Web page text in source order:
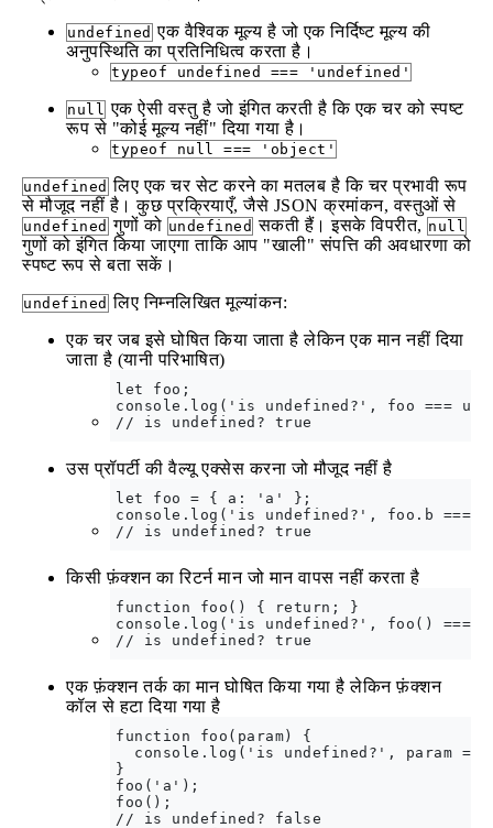
undefined एक वैश्विक मूल्य है जो एक निर्दिष्ट मूल्य की
अनुपस्थिति का प्रतिनिधित्व करता है।
typeof undefined === 'undefined'
null एक ऐसी वस्तु है जो इंगित करती है कि एक चर को स्पष्ट
रूप से "कोई मूल्य नहीं" दिया गया है।
typeof null === 'object'
undefined लिए एक चर सेट करने का मतलब है कि चर प्रभावी रूप
से मौजूद नहीं है। कुछ प्रक्रियाएँ, जैसे JSON क्रमांकन, वस्तुओं से
undefined गुणों को undefined सकती हैं। इसके विपरीत, null
गुणों को इंगित किया जाएगा ताकि आप "खाली" संपत्ति की अवधारणा को
स्पष्ट रूप से बता सकें।
undefined लिए निम्नलिखित मूल्यांकन:
एक चर जब इसे घोषित किया जाता है लेकिन एक मान नहीं दिया
जाता है (यानी परिभाषित)
let foo;
console.log('is undefined?', foo ===
उस प्रॉपर्टी की वैल्यू एक्सेस करना जो मौजूद नहीं है
let foo = { a: 'a' };
console.log('is undefined?', foo.b ===
किसी फ़ंक्शन का रिटर्न मान जो मान वापस नहीं करता है
function foo() { return; }
console.log('is undefined?', foo() ===
एक फ़ंक्शन तर्क का मान घोषित किया गया है लेकिन फ़ंक्शन
कॉल से हटा दिया गया है
function foo(param) {
console.log('is undefined?', param
}
foo('a');
foo();
// is undefined? false